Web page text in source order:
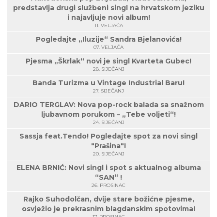
predstavlja drugi službeni singl na hrvatskom jeziku
i najavljuje novi album!
11. VELJAČA
Pogledajte „Iluzije“ Sandra Bjelanovića!
07. VELJAČA
Pjesma „Škrlak“ novi je singl Kvarteta Gubec!
28. SIJEČANJ
Banda Turizma u Vintage Industrial Baru!
27. SIJEČANJ
DARIO TERGLAV: Nova pop-rock balada sa snažnom
ljubavnom porukom – „Tebe voljeti“!
24. SIJEČANJ
Sassja feat.Tendo! Pogledajte spot za novi singl
"Prašina"!
20. SIJEČANJ
ELENA BRNIĆ: Novi singl i spot s aktualnog albuma
“SAN“ !
26. PROSINAC
Rajko Suhodolčan, dvije stare božićne pjesme,
osvježio je prekrasnim blagdanskim spotovima!